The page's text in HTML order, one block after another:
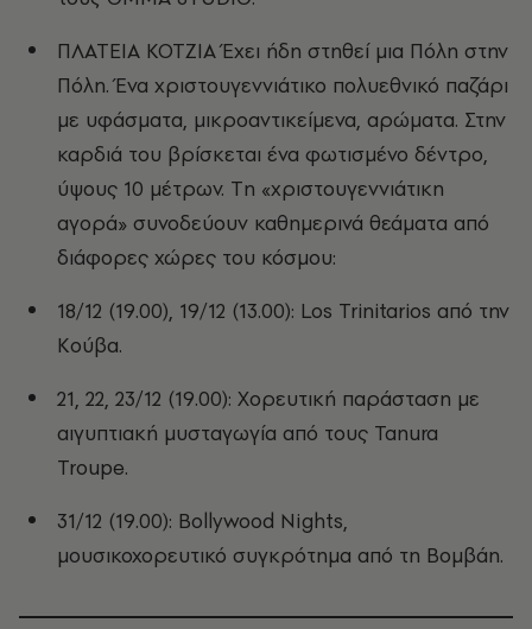
ΠΛATEIA KOTZIA Έχει ήδη στηθεί μια Πόλη στην
Πόλη. Ένα χριστουγεννιάτικο πολυεθνικό παζάρι
με υφάσματα, μικροαντικείμενα, αρώματα. Στην
καρδιά του βρίσκεται ένα φωτισμένο δέντρο,
ύψους 10 μέτρων. Tη «χριστουγεννιάτικη
αγορά» συνοδεύουν καθημερινά θεάματα από
διάφορες χώρες του κόσμου:
18/12 (19.00), 19/12 (13.00): Los Trinitarios από την
Κούβα.
21, 22, 23/12 (19.00): Χορευτική παράσταση με
αιγυπτιακή μυσταγωγία από τους Tanura
Troupe.
31/12 (19.00): Bollywood Nights,
μουσικοχορευτικό συγκρότημα από τη Βομβάη.